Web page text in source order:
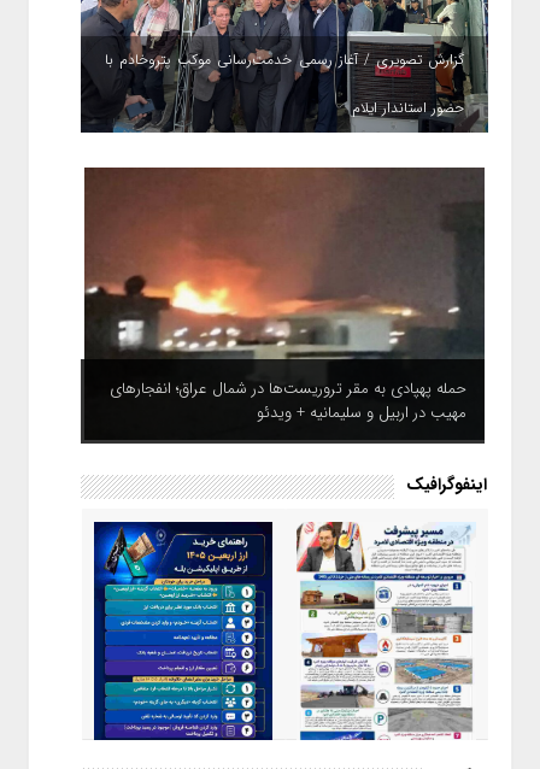
گزارش تصویری / آغاز رسمی خدمت‌رسانی موکب پتروخادم با
حضور استاندار ایلام
حمله پهپادی به مقر تروریست‌ها در شمال عراق؛ انفجارهای
مهیب در اربیل و سلیمانیه + ویدئو
اینفوگرافیک